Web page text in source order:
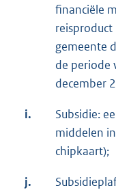
financiële
reisproduct
gemeente
de periode
december
i.
Subsidie:
middelen
chipkaart);
j.